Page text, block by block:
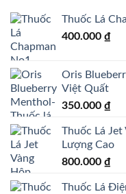
Thuốc Lá
400.000 ₫
Oris
Việt Quất
350.000 ₫
Thuốc Lá Jet
Lượng Cao
800.000 ₫
Thuốc Lá